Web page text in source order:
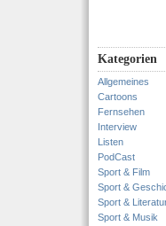
Kategorien
Allgemeines
Cartoons
Fernsehen
Interview
Listen
PodCast
Sport & Film
Sport &
Sport &
Sport & Musik